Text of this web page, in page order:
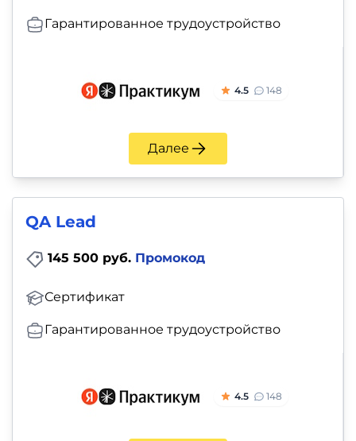
Гарантированное трудоустройство
4.5 148
Далее
QA Lead
145 500 руб. Промокод
Сертификат
Гарантированное трудоустройство
4.5 148